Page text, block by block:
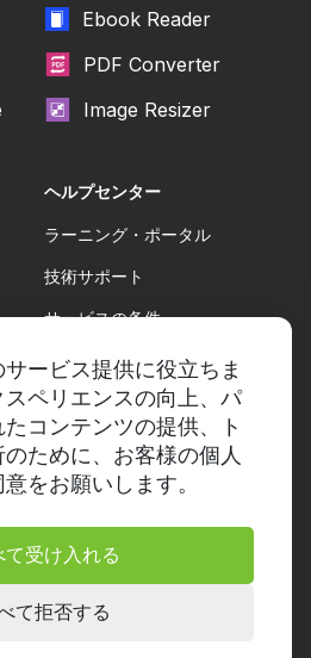
ービス提供に役立ちま
ペリエンスの向上、パ
コンテンツの提供、ト
ために、お客様の個人
をお願いします。
て受け入れる
て拒否する
Icecream Apps.
の権利を保有
Ebook Reader
PDF Converter
Image Resizer
ヘルプセンター
ラーニング・ポータル
技術サポート
サービスの条件。
代金返却方針
プライバシーポリシー。